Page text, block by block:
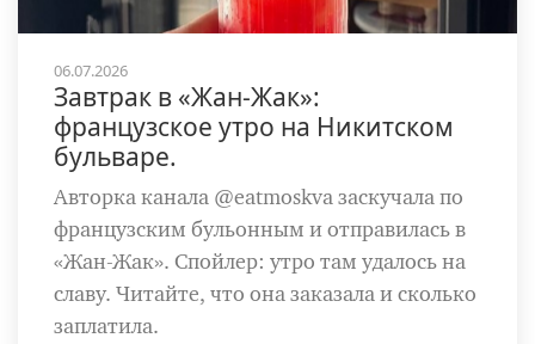
06.07.2026
Завтрак в «Жан-Жак»:
французское утро на Никитском
бульваре.
Авторка канала @eatmoskva заскучала по
французским бульонным и отправилась в
«Жан-Жак». Спойлер: утро там удалось на
славу. Читайте, что она заказала и сколько
заплатила.